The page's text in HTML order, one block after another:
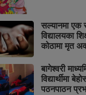
सल्यानमा एक
विद्यालयका
कोठामा मृत
बागेश्वरी
विद्यार्थीमा
पठनपाठन